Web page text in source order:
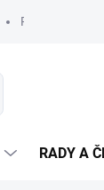
Reklamační řád
RADY A